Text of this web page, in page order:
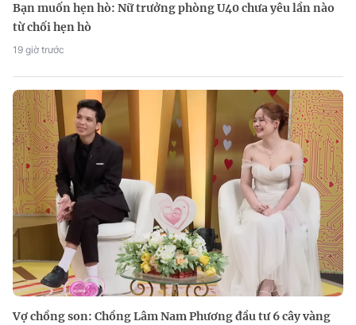
Bạn muốn hẹn hò: Nữ trưởng phòng U40 chưa yêu lần nào
từ chối hẹn hò
19 giờ trước
Vợ chồng son: Chồng Lâm Nam Phương đầu tư 6 cây vàng